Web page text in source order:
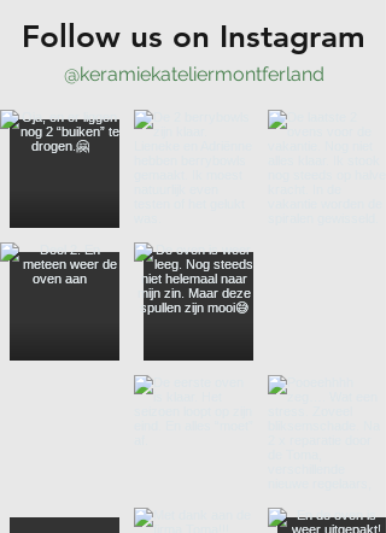
Follow us on Instagram
@keramiekateliermontferland